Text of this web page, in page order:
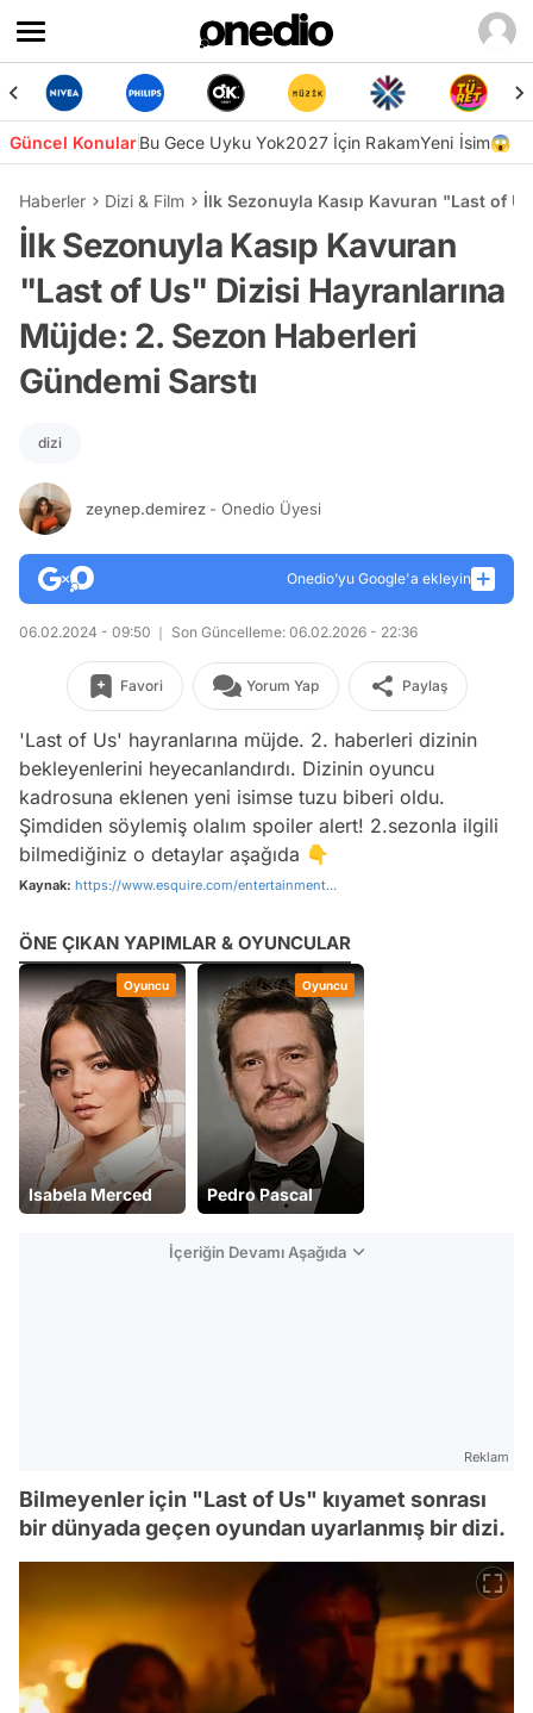
Güncel KonularBu Gece Uyku Yok2027 İçin RakamYeni İsim😱
Haberler Dizi & Film İlk Sezonuyla Kasıp Kavuran "Last of
İlk Sezonuyla Kasıp Kavuran
"Last of Us" Dizisi Hayranlarına
Müjde: 2. Sezon Haberleri
Gündemi Sarstı
dizi
zeynep.demirez - Onedio Üyesi
Onedio’yu Google'a ekleyin
06.02.2024 - 09:50 Son Güncelleme: 06.02.2026 - 22:36
Favori Yorum Yap Paylaş
'Last of Us' hayranlarına müjde. 2. haberleri dizinin
bekleyenlerini heyecanlandırdı. Dizinin oyuncu
kadrosuna eklenen yeni isimse tuzu biberi oldu.
Şimdiden söylemiş olalım spoiler alert! 2.sezonla ilgili
bilmediğiniz o detaylar aşağıda 👇
Kaynak: https://www.esquire.com/entertainment...
ÖNE ÇIKAN YAPIMLAR & OYUNCULAR
Oyuncu
Isabela Merced
Oyuncu
Pedro Pascal
İçeriğin Devamı Aşağıda
Reklam
Bilmeyenler için "Last of Us" kıyamet sonrası
bir dünyada geçen oyundan uyarlanmış bir dizi.